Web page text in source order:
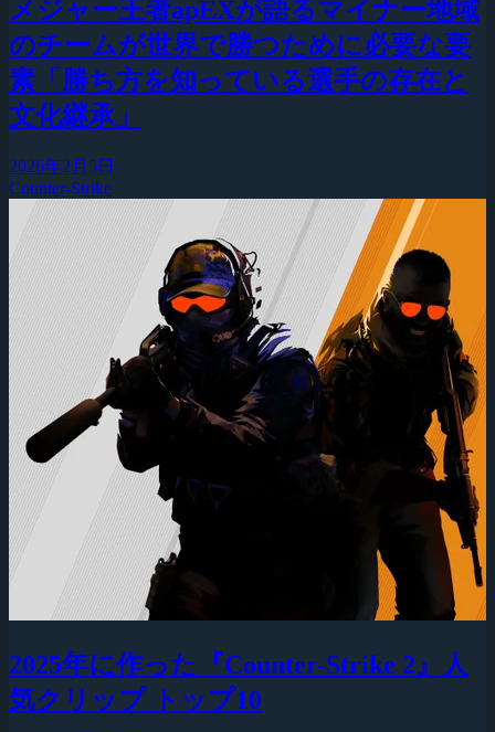
メジャー王者apEXが語るマイナー地域
のチームが世界で勝つために必要な要
素「勝ち方を知っている選手の存在と
文化継承」
2026年2月5日
Counter-Strike
2025年に作った『Counter-Strike 2』人
気クリップ トップ10